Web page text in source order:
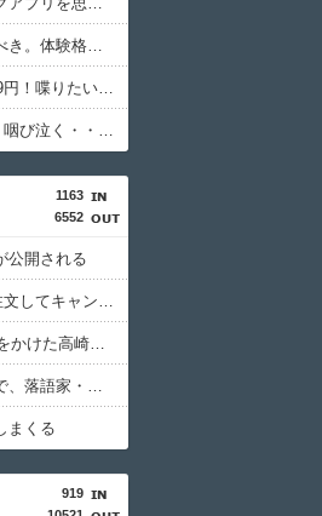
【衝撃】保護者「修学旅行は無料化するべき。体験格差を放置するのか」←これｗｗｗｗｗ
【衝撃】居酒屋「6人で長居して会計4939円！喋りたいだけなら公園に行ってくれ（怒」←これｗｗｗｗｗ(※画像あり)
【悲報】大卒公務員40歳年収700万ワイ、咽び泣く・・・・
1163
6552
公開される
週間少年ジャンプのグッズ(43億円分)を注文してキャンセルした32歳女が逮捕
特定外来カミキリムシに1匹300円の賞金をかけた高崎市、初日に1170匹持ち込まれる
清水アキラの息子・清水良太郎さん死去で、落語家・柳家小はだが「いじめ」「暴行」被害告発
まくる
919